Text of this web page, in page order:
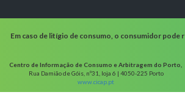
Em caso de litígio de consumo, o consumidor
Centro de Informação de Consumo e Arbitragem do Porto,
Rua Damião de Góis, nº31, loja 6 | 4050-225 Porto
www.cicap.pt